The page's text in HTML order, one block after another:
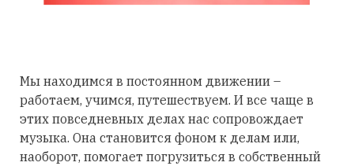
Мы находимся в постоянном движении –
работаем, учимся, путешествуем. И все чаще в
этих повседневных делах нас сопровождает
музыка. Она становится фоном к делам или,
наоборот, помогает погрузиться в собственный